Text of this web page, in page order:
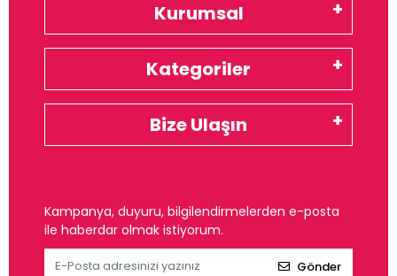
Kurumsal
Kategoriler
Bize Ulaşın
Kampanya, duyuru, bilgilendirmelerden e-posta
ile haberdar olmak istiyorum.
Gönder